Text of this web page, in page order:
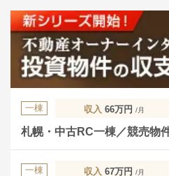
一棟 収入 66万円 /月
札幌・中古RC一棟／競売物
一棟 収入 67万円 /月